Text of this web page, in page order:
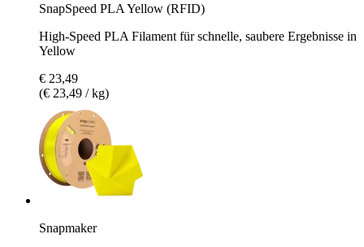
SnapSpeed PLA Yellow (RFID)
High-Speed PLA Filament für schnelle, saubere Ergebnisse in
Yellow
€ 23,49
(€ 23,49 / kg)
Snapmaker